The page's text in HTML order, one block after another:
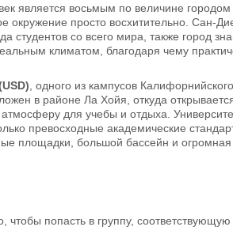
является восьмым по величине
просто восхитительно. Сан-
студентов со всего мира, также город
климатом, благодаря чему
, одного из кампусов
в районе Ла Хойя, откуда
для учебы и отдыха.
превосходные академические
площадки, большой бассейн и огромная
попасть в группу, соответствующую